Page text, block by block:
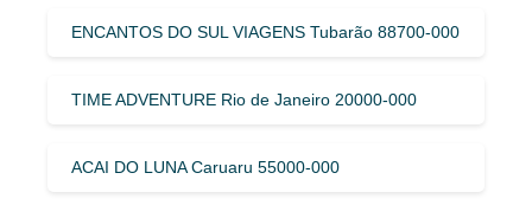
ENCANTOS DO SUL VIAGENS Tubarão 88700-000
TIME ADVENTURE Rio de Janeiro 20000-000
ACAI DO LUNA Caruaru 55000-000